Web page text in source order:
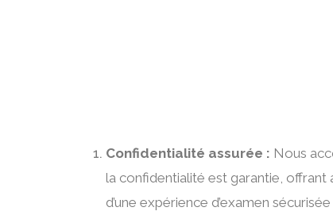
Confidentialité assurée : Nous
la confidentialité est garantie, offrant
d’une expérience d’examen